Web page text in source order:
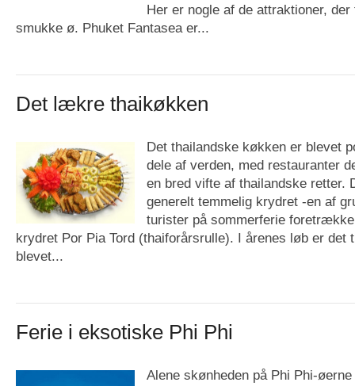
Her er nogle af de attraktioner,
smukke ø. Phuket Fantasea er...
Det lækre thaikøkken
Det thailandske køkken er blevet
dele af verden, med restauranter
en bred vifte af thailandske retter.
generelt temmelig krydret -en af
turister på sommerferie
krydret Por Pia Tord (thaiforårsrulle). I årenes løb er det
blevet...
Ferie i eksotiske Phi Phi
Alene skønheden på Phi Phi-